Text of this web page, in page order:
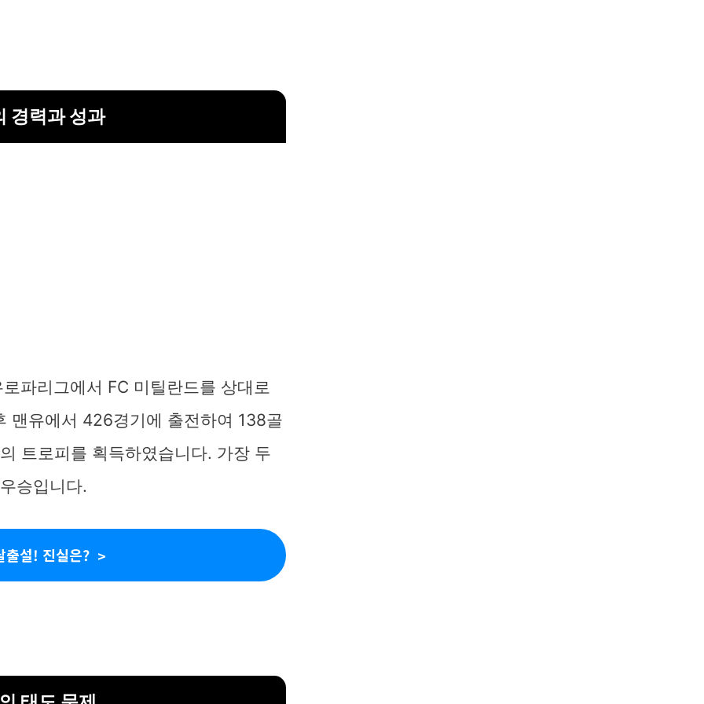
경력과 성과
파리그에서 FC 미틸란드를 상대로
맨유에서 426경기에 출전하여 138골
트로피를 획득하였습니다. 가장 두
승입니다.
출설! 진실은?